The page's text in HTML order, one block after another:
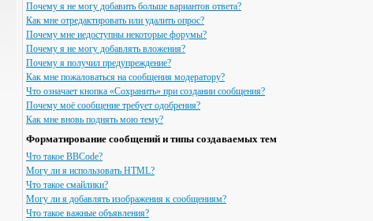
Почему я не могу добавить больше вариантов ответа?
Как мне отредактировать или удалить опрос?
Почему мне недоступны некоторые форумы?
Почему я не могу добавлять вложения?
Почему я получил предупреждение?
Как мне пожаловаться на сообщения модератору?
Что означает кнопка «Сохранить» при создании сообщения?
Почему моё сообщение требует одобрения?
Как мне вновь поднять мою тему?
Форматирование сообщений и типы создаваемых тем
Что такое BBCode?
Могу ли я использовать HTML?
Что такое смайлики?
Могу ли я добавлять изображения к сообщениям?
Что такое важные объявления?